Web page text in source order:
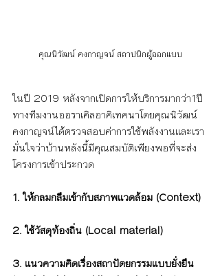
คุณนิวัฒน์ คงกาญจน์ สถาปนิกผู้ออกแบบ
ในปี 2019 หลังจากเปิดการให้บริการมากว่า1ปี
ทางทีมงานออราเคิลอาคิเทคนาโดยคุณนิวัฒน์
คงกาญจน์ได้ตรวจสอบค่าการใช้พลังงานและเรา
มั่นใจว่าบ้านหลังนี้มีคุณสมบัติเพียงพอที่จะส่ง
โครงการเข้าประกวด
1. ให้กลมกลืมเข้ากับสภาพแวดล้อม (Context)
2. ใช้วัสดุท้องถิ่น (Local material)
3. แนวความคิดเรื่องสถาปัตยกรรมแบบยั่งยืน